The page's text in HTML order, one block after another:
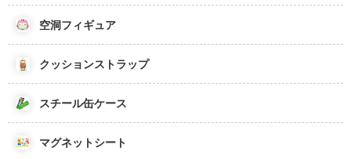
空洞フィギュア
クッションストラップ
スチール缶ケース
マグネットシート